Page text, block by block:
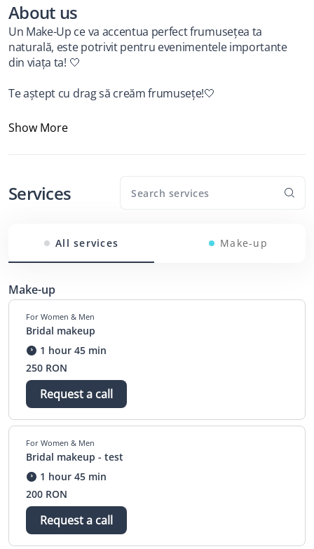
About us
Un Make-Up ce va accentua perfect frumusețea ta
naturală, este potrivit pentru evenimentele importante
din viața ta! 🤍
Te aștept cu drag să creăm frumusețe!🤍
Show More
Services
All services Make-up
Make-up
For Women & Men
Bridal makeup
1 hour 45 min
250 RON
Request a call
For Women & Men
Bridal makeup - test
1 hour 45 min
200 RON
Request a call